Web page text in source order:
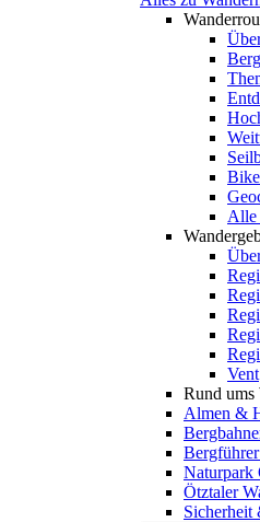
Alle
Vent
Rund ums
Almen &
Naturpark
Ötztaler
Sicherheit